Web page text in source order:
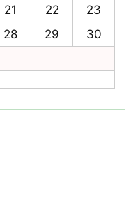
21 22
23
28 29
30